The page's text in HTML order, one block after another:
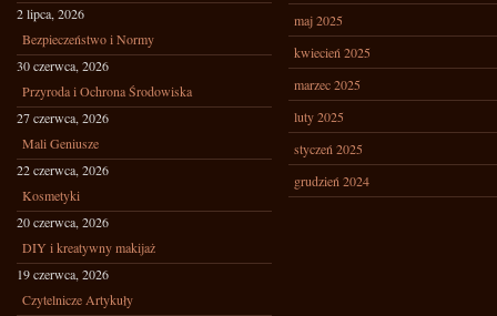
2 lipca, 2026
Bezpieczeństwo i Normy
30 czerwca, 2026
Przyroda i Ochrona Środowiska
27 czerwca, 2026
Mali Geniusze
22 czerwca, 2026
Kosmetyki
20 czerwca, 2026
DIY i kreatywny makijaż
19 czerwca, 2026
Czytelnicze Artykuły
maj 2025
kwiecień 2025
marzec 2025
luty 2025
styczeń 2025
grudzień 2024